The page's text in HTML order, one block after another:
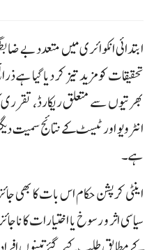
ابتدائی انکوائری میں متعدد بے
تحقیقات کو مزید تیز کر دیا گیا ہے
بھرتیوں سے متعلق ریکارڈ،
انٹرویو اور ٹیسٹ کے نتائج سمیت
ہے۔
اینٹی کرپشن حکام اس بات کا بھی
سیاسی اثر و رسوخ یا اختیارات کا